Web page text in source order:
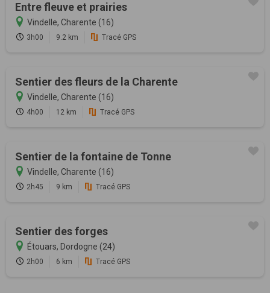
Entre fleuve et prairies
Vindelle, Charente (16)
3h00 9.2 km Tracé GPS
Sentier des fleurs de la Charente
Vindelle, Charente (16)
4h00 12 km Tracé GPS
Sentier de la fontaine de Tonne
Vindelle, Charente (16)
2h45 9 km Tracé GPS
Sentier des forges
Étouars, Dordogne (24)
2h00 6 km Tracé GPS